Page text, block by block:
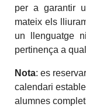
per a garantir
mateix els
un llenguatge
pertinença a
Nota: es
calendari
alumnes